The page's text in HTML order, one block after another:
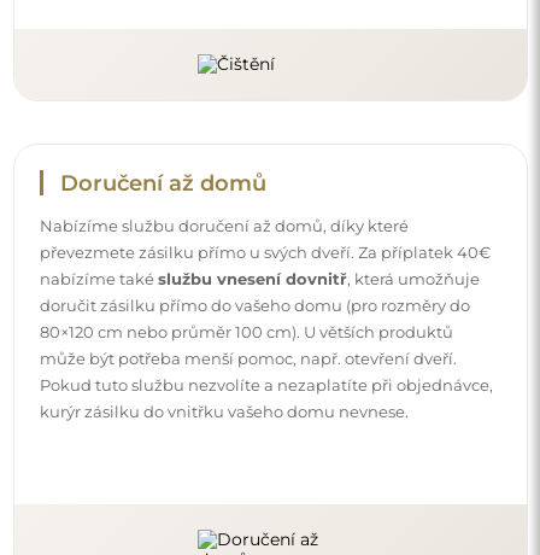
Návody
Aby byla montáž a používání našeho zrcadla snadné a
bezstarostné, připravili jsme pro vás podrobné návody.
Najdete v nich všechny kroky nezbytné ke správné
montáži zrcadla, a také rady týkající se jeho péče, čištění a
údržby, abyste se mohli dlouho těšit z jeho bezvadného
vzhledu.
Prohlédněte si návody k montáži a použití.